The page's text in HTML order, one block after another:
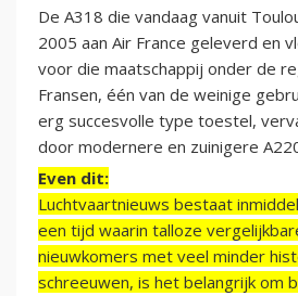
De A318 die vandaag vanuit
2005 aan Air France geleverd en
voor die maatschappij onder de
Fransen, één van de weinige
erg succesvolle type toestel,
door modernere en zuinigere
Even dit:
Luchtvaartnieuws bestaat
een tijd waarin talloze
nieuwkomers met veel minder
schreeuwen, is het belangrijk om